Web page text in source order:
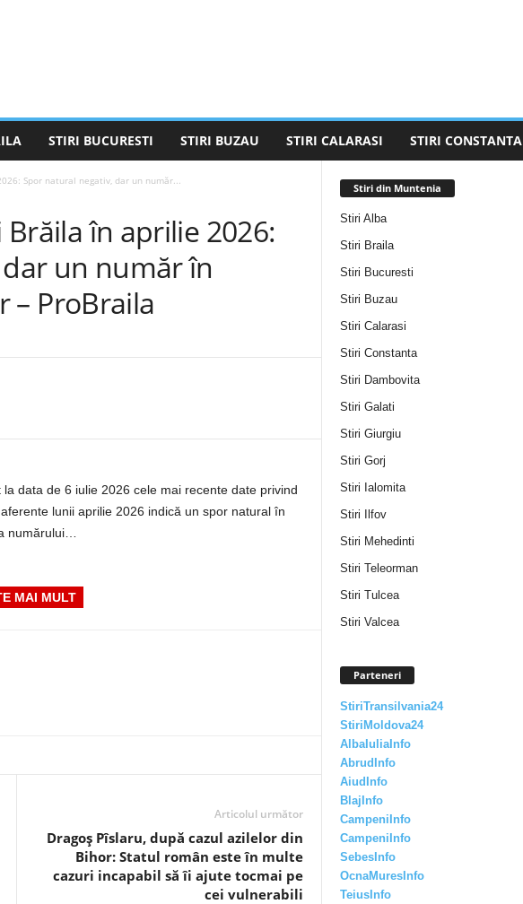
STIRI BUCURESTI STIRI BUZAU STIRI CALARASI STIRI CONSTANTA
Spor natural negativ, dar un număr...
în aprilie 2026:
un număr în
– ProBraila
data de 6 iulie 2026 cele mai recente date privind
lunii aprilie 2026 indică un spor natural în
numărului…
MAI MULT
Articolul următor
Dragoş Pîslaru, după cazul azilelor din
Bihor: Statul român este în multe
cazuri incapabil să îi ajute tocmai pe
cei vulnerabili
Stiri din Muntenia
Stiri Alba
Stiri Braila
Stiri Bucuresti
Stiri Buzau
Stiri Calarasi
Stiri Constanta
Stiri Dambovita
Stiri Galati
Stiri Giurgiu
Stiri Gorj
Stiri Ialomita
Stiri Ilfov
Stiri Mehedinti
Stiri Teleorman
Stiri Tulcea
Stiri Valcea
Parteneri
StiriTransilvania24
StiriMoldova24
AlbaIuliaInfo
AbrudInfo
AiudInfo
BlajInfo
CampeniInfo
CampeniInfo
SebesInfo
OcnaMuresInfo
TeiusInfo